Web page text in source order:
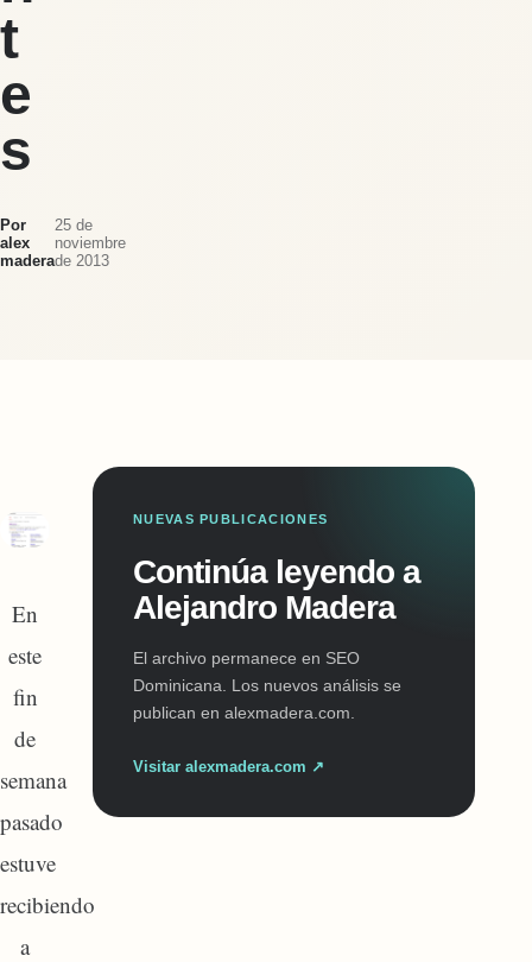
t
e
s
Por
alex
madera
25 de
noviembre
de 2013
En
este
fin
de
semana
pasado
estuve
recibiendo
a
NUEVAS PUBLICACIONES
Continúa leyendo a
Alejandro Madera
El archivo permanece en SEO
Dominicana. Los nuevos análisis se
publican en alexmadera.com.
Visitar alexmadera.com ↗